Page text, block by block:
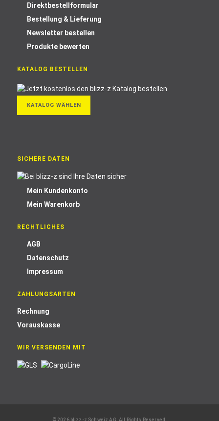
Direktbestellformular
Bestellung & Lieferung
Newsletter bestellen
Produkte bewerten
KATALOG BESTELLEN
KATALOG WÄHLEN
SICHERE DATEN
Mein Kundenkonto
Mein Warenkorb
RECHTLICHES
AGB
Datenschutz
Impressum
ZAHLUNGSARTEN
Rechnung
Vorauskasse
WIR VERSENDEN MIT
© 2026 blizz-z Schweiz AG. All Rights Reserved.